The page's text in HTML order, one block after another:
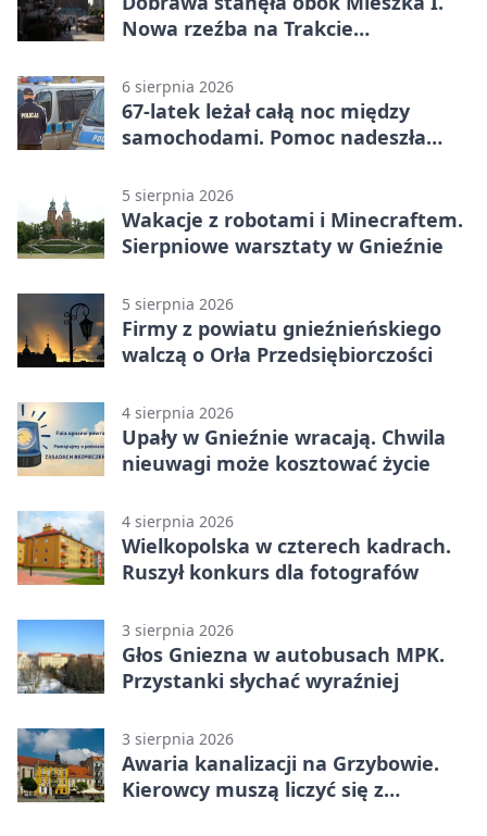
Nowa rzeźba na Trakcie
6 sierpnia 2026
67-latek leżał całą noc między
samochodami. Pomoc nadeszła
5 sierpnia 2026
Wakacje z robotami i Minecraftem.
Sierpniowe warsztaty w Gnieźnie
5 sierpnia 2026
Firmy z powiatu gnieźnieńskiego
walczą o Orła Przedsiębiorczości
4 sierpnia 2026
Upały w Gnieźnie wracają. Chwila
nieuwagi może kosztować życie
4 sierpnia 2026
Wielkopolska w czterech kadrach.
Ruszył konkurs dla fotografów
3 sierpnia 2026
Głos Gniezna w autobusach MPK.
Przystanki słychać wyraźniej
3 sierpnia 2026
Awaria kanalizacji na Grzybowie.
Kierowcy muszą liczyć się z